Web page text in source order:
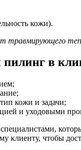
кожи).
травмирующего
в
кожи и задачи;
и уходовыми
клиенту, чтобы